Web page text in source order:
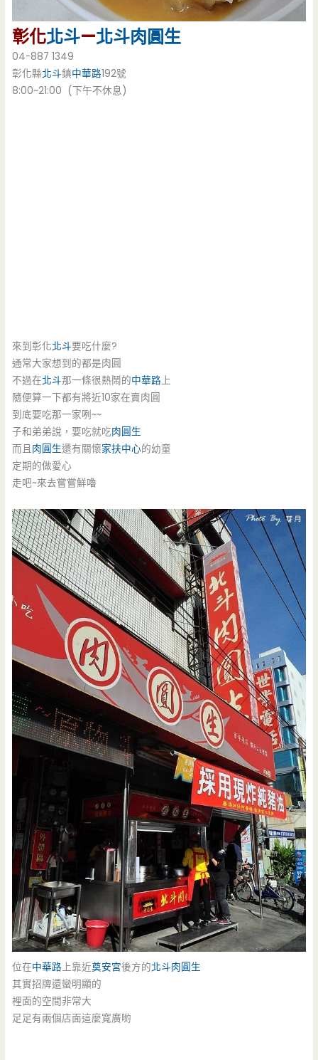
彰化北斗—北斗肉圓生
04-887 1349
彰化縣北斗鎮中華路192號
8:00~21:00 (下午不休息)
來到彰化北斗要吃什麼?
通常大家想到的都是肉圓
不過在北斗那一條很熱鬧的中華路上
隨便算一下都有將近10家在賣肉圓
到底要吃那一家咧~~
子和弟弟說，要吃就吃肉圓生
而且肉圓生還有關懷家扶中心的幼童
定期的做愛心
走吧~來去嘗嘗鮮嚕
位在中華路上靠近奠安宮後方的北斗肉圓生
其實招牌還蠻明顯的
裡面的空間非常大
足足有兩個店面這麼寬廣喲